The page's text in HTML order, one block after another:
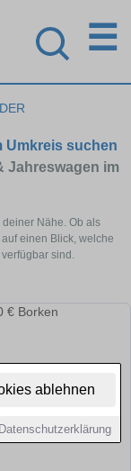
ablehnen
Datenschutzerklärung
☰
Umkreis suchen
Jahreswagen im
Nähe. Ob als
einen Blick, welche
sind.